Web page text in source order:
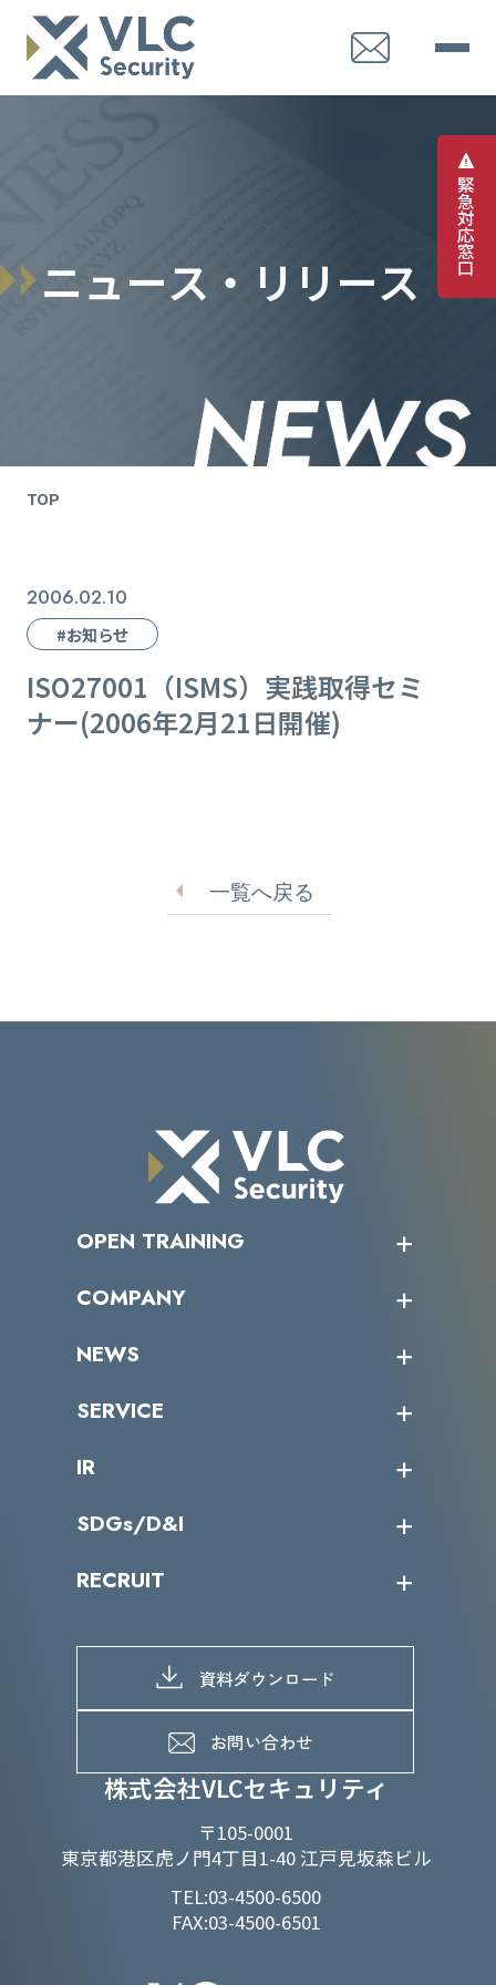
緊
急
対
応
窓
口
ニュース ・ リ リ ース
TOP
2006.02.10
#お知らせ
ISO27001（ISMS）実践取得セミ
ナー(2006年2月21日開催)
一覧へ戻る
株式会社VLCセキュリティ
〒105-0001
東京都港区虎ノ門4丁目1-40 江戸見坂森ビル
TEL:03-4500-6500
FAX:03-4500-6501
OPEN TRAINING
受講者の声
COMPANY
トップメッセージ
ミッション／ビジョン
パートナー企業一覧
NEWS
サイバーニュース
SERVICE
カテゴリー別サービス一覧
IR
IRカレンダー
IRライブラリー
よくあるご質問
SDGs/D&I
当グループのマテリアリティ
SDGs推進体制
D&Iの取り組み
RECRUIT
募集職種一覧
メッセージ
メンバーインタビュー
資料ダウンロード
お問い合わせ